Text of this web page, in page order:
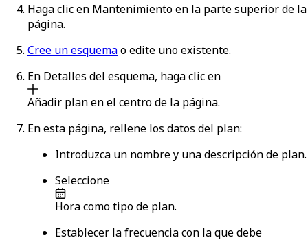
Haga clic en Mantenimientoen la parte superior de la
página.
Cree un esquemao edite uno existente.
En Detalles del esquema, haga clic en
Añadir planen el centro de la página.
En esta página, rellene los datos del plan:
Introduzca un nombre y una descripción de plan.
Seleccione
Horacomo tipo de plan.
Establecer la frecuencia con la que debe